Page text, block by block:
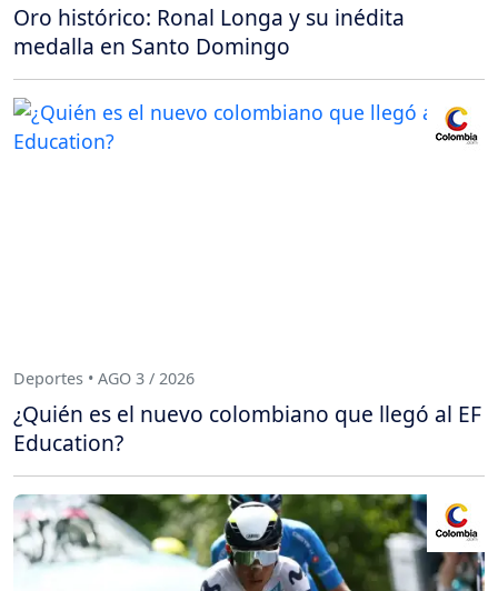
Oro histórico: Ronal Longa y su inédita
medalla en Santo Domingo
Deportes • AGO 3 / 2026
¿Quién es el nuevo colombiano que llegó al EF
Education?